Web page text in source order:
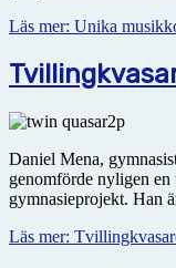
Läs mer: Unika
Daniel Mena,
genomförde nyligen
gymnasieprojekt. Han
Läs mer: